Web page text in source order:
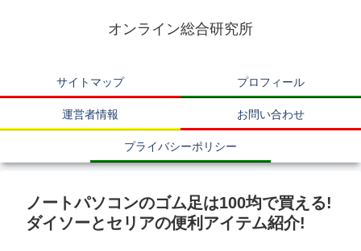
オンライン総合研究所
サイトマップ プロフィール
運営者情報 お問い合わせ
プライバシーポリシー
ノートパソコンのゴム足は100均で買える!
ダイソーとセリアの便利アイテム紹介!